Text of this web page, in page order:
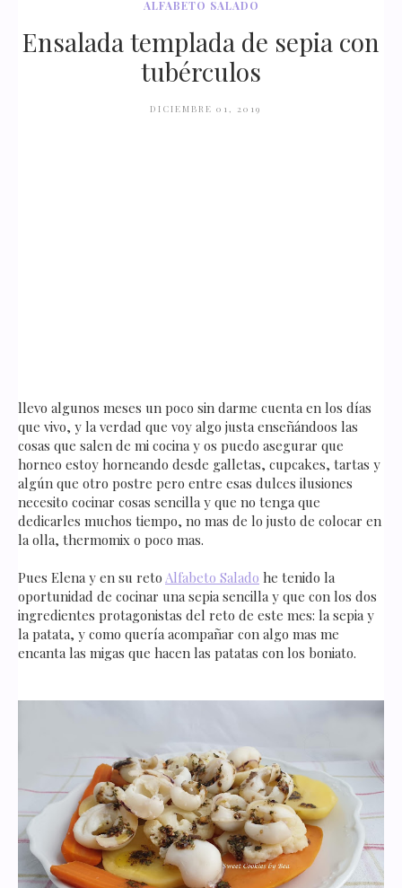
ALFABETO SALADO
Ensalada templada de sepia con
tubérculos
DICIEMBRE 01, 2019
llevo algunos meses un poco sin darme cuenta en los días
que vivo, y la verdad que voy algo justa enseñándoos las
cosas que salen de mi cocina y os puedo asegurar que
horneo estoy horneando desde galletas, cupcakes, tartas y
algún que otro postre pero entre esas dulces ilusiones
necesito cocinar cosas sencilla y que no tenga que
dedicarles muchos tiempo, no mas de lo justo de colocar en
la olla, thermomix o poco mas.
Pues Elena y en su reto Alfabeto Salado he tenido la
oportunidad de cocinar una sepia sencilla y que con los dos
ingredientes protagonistas del reto de este mes: la sepia y
la patata, y como quería acompañar con algo mas me
encanta las migas que hacen las patatas con los boniato.